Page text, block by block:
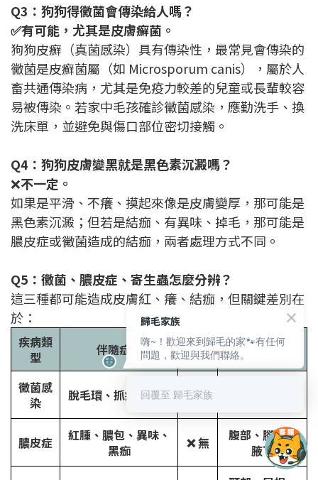
Q3：狗狗得黴菌會傳染給人嗎？
✅有可能，尤其是皮膚癬菌。
狗狗皮癬（真菌感染）具有傳染性，最常見會傳染的
黴菌是皮癬菌屬（如 Microsporum canis），屬於人
畜共通傳染病，尤其是免疫力較差的兒童或長輩較容
易被傳染。若家中毛孩確診黴菌感染，應勤洗手、換
洗床單，並避免與傷口部位密切接觸。
Q4：狗狗皮膚變黑就是黑色素沉澱嗎？
❌不一定。
如果是平滑、不癢、摸起來像是皮膚變厚，那可能是
黑色素沉澱；但若是結痂、有異味、掉毛，那可能是
膿皮症或黴菌造成的結痂，兩者處理方式不同。
Q5：黴菌、膿皮症、寄生蟲怎麼分辨？
這三種都可能造成皮膚紅、癢、結痂，但關鍵差別在
於：
疾病類
型
伴隨症狀
傳染
性
常見位置
黴菌感
染
脫毛環、抓癢、結痂 ✅ 有
膿皮症
紅腫、膿包、異味、
黑痂
❌ 無
腹部、腳縫、
腋下
歸毛家族
嗨~！歡迎來到歸毛的家🐾有任何
問題，歡迎與我們聯絡。
回覆至 歸毛家族